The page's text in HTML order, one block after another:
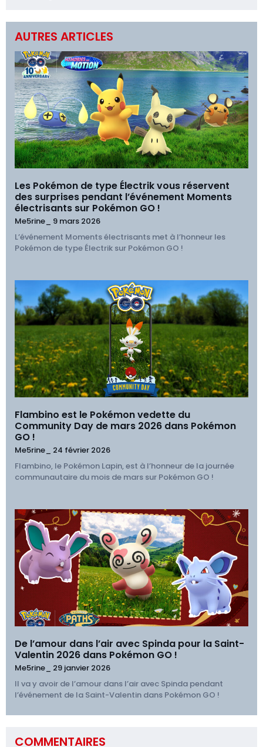
AUTRES ARTICLES
Les Pokémon de type Électrik vous réservent
des surprises pendant l’événement Moments
électrisants sur Pokémon GO !
Me5rine_ 9 mars 2026
L’événement Moments électrisants met à l’honneur les
Pokémon de type Électrik sur Pokémon GO !
Flambino est le Pokémon vedette du
Community Day de mars 2026 dans Pokémon
GO !
Me5rine_ 24 février 2026
Flambino, le Pokémon Lapin, est à l’honneur de la journée
communautaire du mois de mars sur Pokémon GO !
De l’amour dans l’air avec Spinda pour la Saint-
Valentin 2026 dans Pokémon GO !
Me5rine_ 29 janvier 2026
Il va y avoir de l’amour dans l’air avec Spinda pendant
l’événement de la Saint-Valentin dans Pokémon GO !
COMMENTAIRES